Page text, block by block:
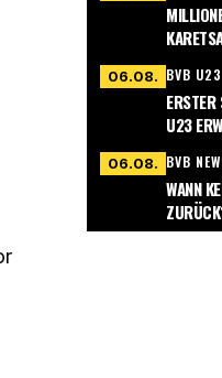
06.08. BVB U23
U23
06.08. BVB
WANN